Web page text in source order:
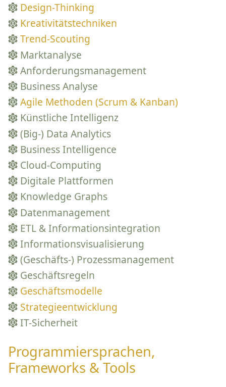
Design-Thinking
Kreativitätstechniken
Trend-Scouting
Marktanalyse
Anforderungsmanagement
Business Analyse
Agile Methoden (Scrum & Kanban)
Künstliche Intelligenz
(Big-) Data Analytics
Business Intelligence
Cloud-Computing
Digitale Plattformen
Knowledge Graphs
Datenmanagement
ETL & Informationsintegration
Informationsvisualisierung
(Geschäfts-) Prozessmanagement
Geschäftsregeln
Geschäftsmodelle
Strategieentwicklung
IT-Sicherheit
Programmiersprachen,
Frameworks & Tools